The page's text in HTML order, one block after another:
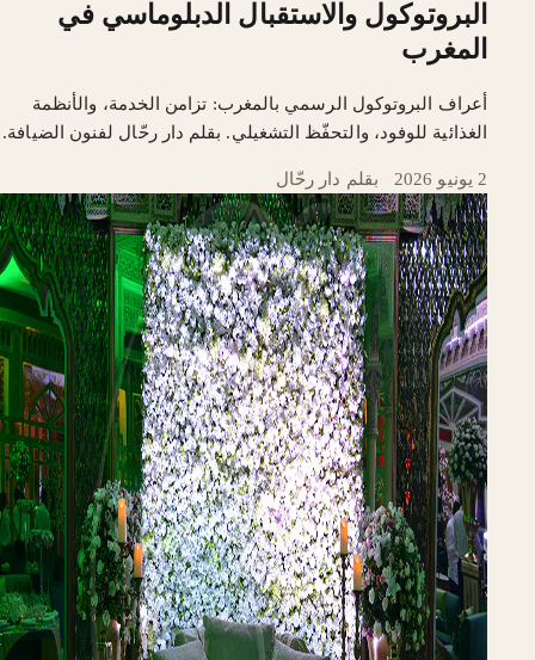
البروتوكول والاستقبال الدبلوماسي في
المغرب
أعراف البروتوكول الرسمي بالمغرب: تزامن الخدمة، والأنظمة
الغذائية للوفود، والتحفّظ التشغيلي. بقلم دار رحّال لفنون الضيافة.
2 يونيو 2026 بقلم دار رحّال